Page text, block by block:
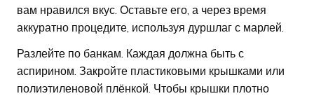
вам нравился вкус. Оставьте его, а через время
аккуратно процедите, используя дуршлаг с марлей.
Разлейте по банкам. Каждая должна быть с
аспирином. Закройте пластиковыми крышками или
полиэтиленовой плёнкой. Чтобы крышки плотно